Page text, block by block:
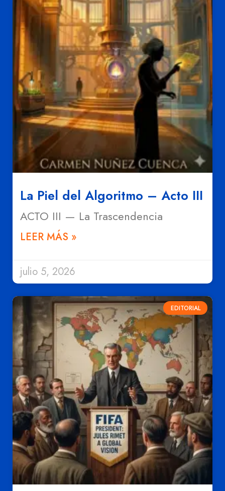
La Piel del Algoritmo – Acto III
ACTO III — La Trascendencia
LEER MÁS »
julio 5, 2026
EDITORIAL